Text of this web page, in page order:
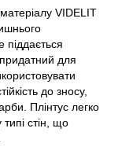
VIDELIT
для
до зносу,
Плінтус легко
стін, що